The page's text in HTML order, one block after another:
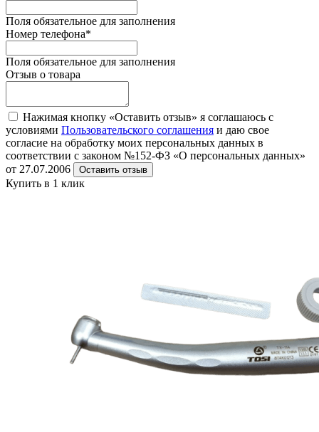
Поля обязательное для заполнения
Номер телефона*
Поля обязательное для заполнения
Отзыв о товара
Нажимая кнопку «Оставить отзыв» я соглашаюсь с
условиями Пользовательского соглашения и даю свое
согласие на обработку моих персональных данных в
соответствии с законом №152-ФЗ «О персональных данных»
от 27.07.2006
Оставить отзыв
Купить в 1 клик